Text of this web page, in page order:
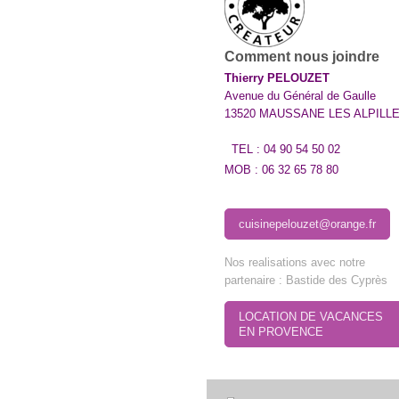
Comment nous joindre
Thierry PELOUZET
Avenue du Général de Gaulle
13520 MAUSSANE LES
TEL : 04 90 54 50 02
MOB : 06 32 65 78 80
cuisinepelouzet@orange.fr
Nos realisations avec notre
partenaire : Bastide des Cyprès
LOCATION DE VACANCES
EN PROVENCE